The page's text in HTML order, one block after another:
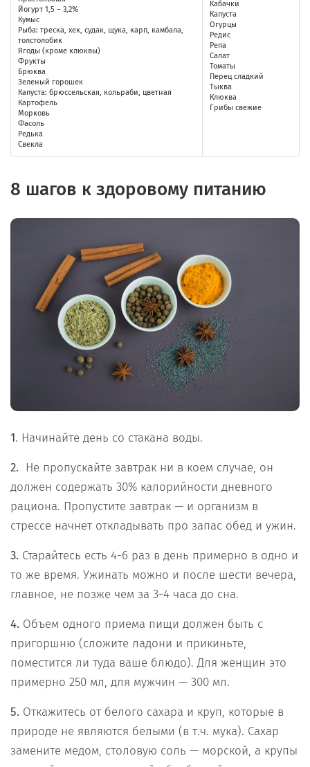
Йогурт 1,5 – 3,2%
Кумыс
Рыба: треска, хек, судак, щука, карп, камбала,
толстолобик
Ягоды (кроме клюквы)
Фрукты
Брюква
Зеленый горошек
Капуста: брюссельская, кольраби, цветная
Картофель
Морковь
Фасоль
Редька
Свекла
Кабачки
Капуста
Огурцы
Редис
Репа
Салат
Томаты
Перец сладкий
Тыква
Клюква
Грибы свежие
8 шагов к здоровому питанию
1. Начинайте день со стакана воды.
2.
Не пропускайте завтрак ни в коем случае, он
должен содержать 30% калорийности дневного
рациона. Пропустите завтрак — и организм в
стрессе начнет откладывать про запас обед и ужин.
3. Старайтесь есть 4-6 раз в день примерно в одно и
то же время. Ужинать можно и после шести вечера,
главное, не позже чем за 3-4 часа до сна.
4. Объем одного приема пищи должен быть с
пригоршню (сложите ладони и прикиньте,
поместится ли туда ваше блюдо). Для женщин это
примерно 250 мл, для мужчин — 300 мл.
5. Откажитесь от белого сахара и круп, которые в
природе не являются белыми (в т.ч. мука). Сахар
замените медом, столовую соль — морской, а крупы